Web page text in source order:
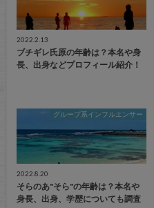
2022.2.13
ブチギレ氏原の年齢は？本名や身
長、出身などプロフィール紹介！
グループ系インフルエンサー
2022.8.20
そらのあ"そら"の年齢は？本名や
身長、出身、学歴についても調査